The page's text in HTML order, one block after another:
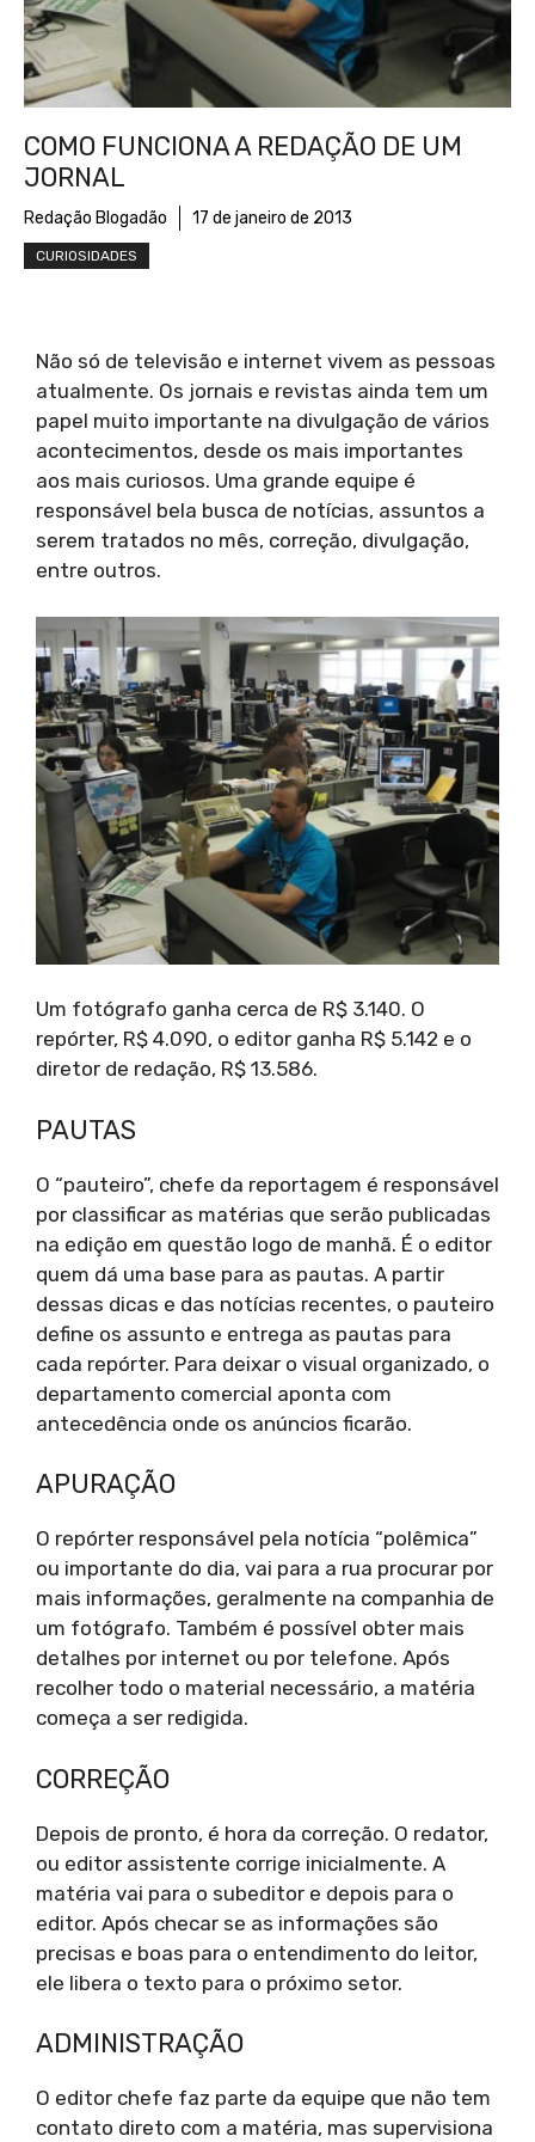
COMO FUNCIONA A REDAÇÃO DE UM
JORNAL
Redação Blogadão 17 de janeiro de 2013
CURIOSIDADES
Não só de televisão e internet vivem as pessoas
atualmente. Os jornais e revistas ainda tem um
papel muito importante na divulgação de vários
acontecimentos, desde os mais importantes
aos mais curiosos. Uma grande equipe é
responsável bela busca de notícias, assuntos a
serem tratados no mês, correção, divulgação,
entre outros.
Um fotógrafo ganha cerca de R$ 3.140. O
repórter, R$ 4.090, o editor ganha R$ 5.142 e o
diretor de redação, R$ 13.586.
PAUTAS
O “pauteiro”, chefe da reportagem é responsável
por classificar as matérias que serão publicadas
na edição em questão logo de manhã. É o editor
quem dá uma base para as pautas. A partir
dessas dicas e das notícias recentes, o pauteiro
define os assunto e entrega as pautas para
cada repórter. Para deixar o visual organizado, o
departamento comercial aponta com
antecedência onde os anúncios ficarão.
APURAÇÃO
O repórter responsável pela notícia “polêmica”
ou importante do dia, vai para a rua procurar por
mais informações, geralmente na companhia de
um fotógrafo. Também é possível obter mais
detalhes por internet ou por telefone. Após
recolher todo o material necessário, a matéria
começa a ser redigida.
CORREÇÃO
Depois de pronto, é hora da correção. O redator,
ou editor assistente corrige inicialmente. A
matéria vai para o subeditor e depois para o
editor. Após checar se as informações são
precisas e boas para o entendimento do leitor,
ele libera o texto para o próximo setor.
ADMINISTRAÇÃO
O editor chefe faz parte da equipe que não tem
contato direto com a matéria, mas supervisiona